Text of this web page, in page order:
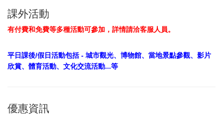
課外活動
有付費和免費等多種活動可參加，詳情請洽客服人員。
平日課後/假日活動包括 - 城市觀光、博物館、當地景點參觀、影片
欣賞、體育活動、文化交流活動...等
優惠資訊